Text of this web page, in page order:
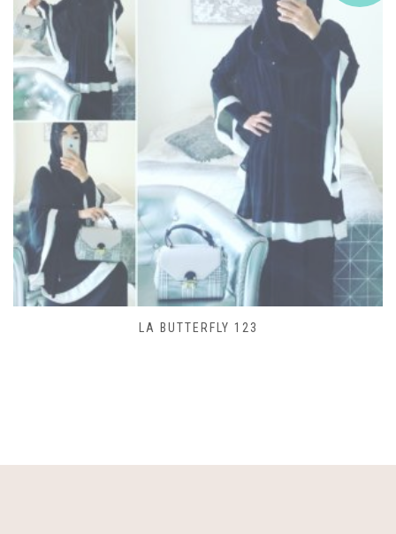
SAC LACET 480